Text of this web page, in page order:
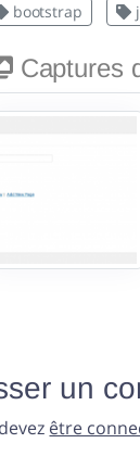
bootstrap
Captures
un
être